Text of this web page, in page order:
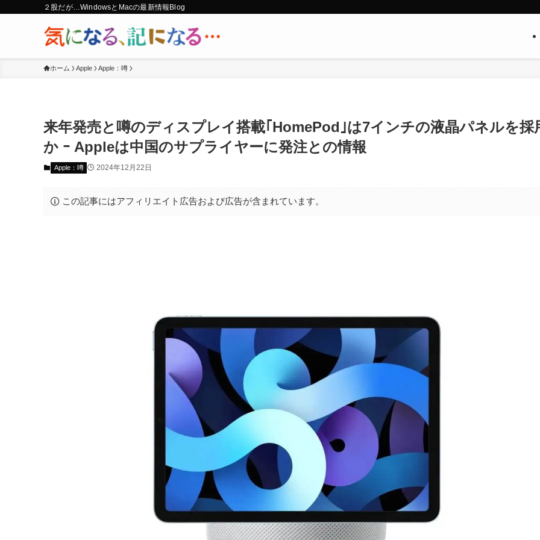
２股だが…WindowsとMacの最新情報Blog
ホーム Apple Apple：噂
来年発売と噂のディスプレイ搭載｢HomePod｣は7インチの液晶パネルを採
か ｰ Appleは中国のサプライヤーに発注との情報
Apple：噂 2024年12月22日
この記事にはアフィリエイト広告および広告が含まれています。